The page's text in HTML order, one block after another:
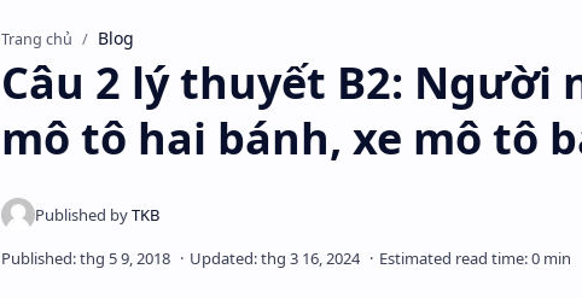
Trang chủ Blog
Câu 2 lý thuyết B2: Người
mô tô hai bánh, xe mô tô